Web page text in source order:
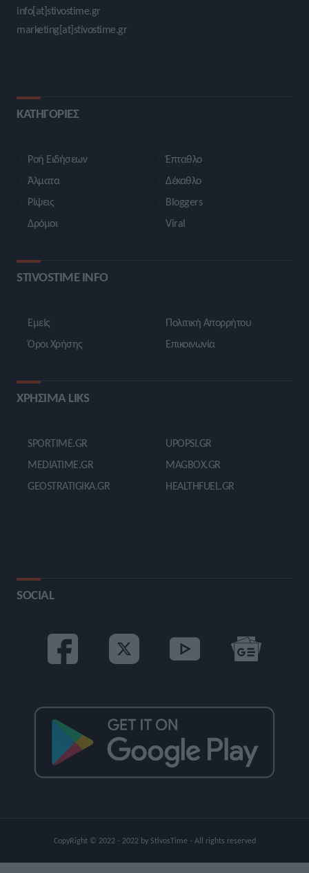
info[at]stivostime.gr
marketing[at]stivostime.gr
ΚΑΤΗΓΟΡΙΕΣ
Ροή Ειδήσεων
Άλματα
Ρίψεις
Δρόμοι
Έπταθλο
Δέκαθλο
Bloggers
Viral
STIVOSTIME INFO
Εμείς
Όροι Χρήσης
Πολιτική Απορρήτου
Επικοινωνία
ΧΡΗΣΙΜΑ LIKS
SPORTIME.GR
MEDIATIME.GR
GEOSTRATIGIKA.GR
UPOPSI.GR
MAGBOX.GR
HEALTHFUEL.GR
SOCIAL
CopyRight © 2022 - 2022 by StivosTime - All rights reserved